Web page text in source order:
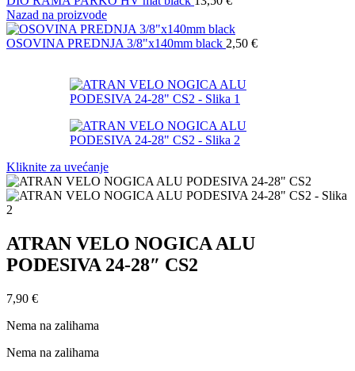
Nazad na proizvode
OSOVINA PREDNJA 3/8"x140mm black 2,50 €
Kliknite za uvećanje
ATRAN VELO NOGICA ALU
PODESIVA 24-28″ CS2
7,90 €
Nema na zalihama
Nema na zalihama